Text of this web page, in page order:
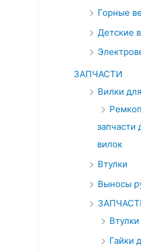
Горные
Детские
ЗАПЧАСТИ
Вилки
запчасти
вилок
Втулки
Выносы
Гайки